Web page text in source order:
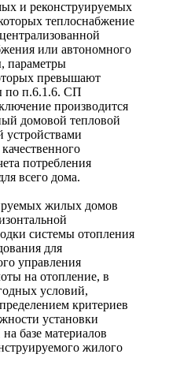
и реконструируемых
теплоснабжение
или автономного
параметры
превышают
по п.6.1.6. СП
производится
домовой тепловой
потребления
всего дома.
жилых домов
системы отопления
для
управления
на отопление, в
условий,
критериев
установки
базе материалов
жилого